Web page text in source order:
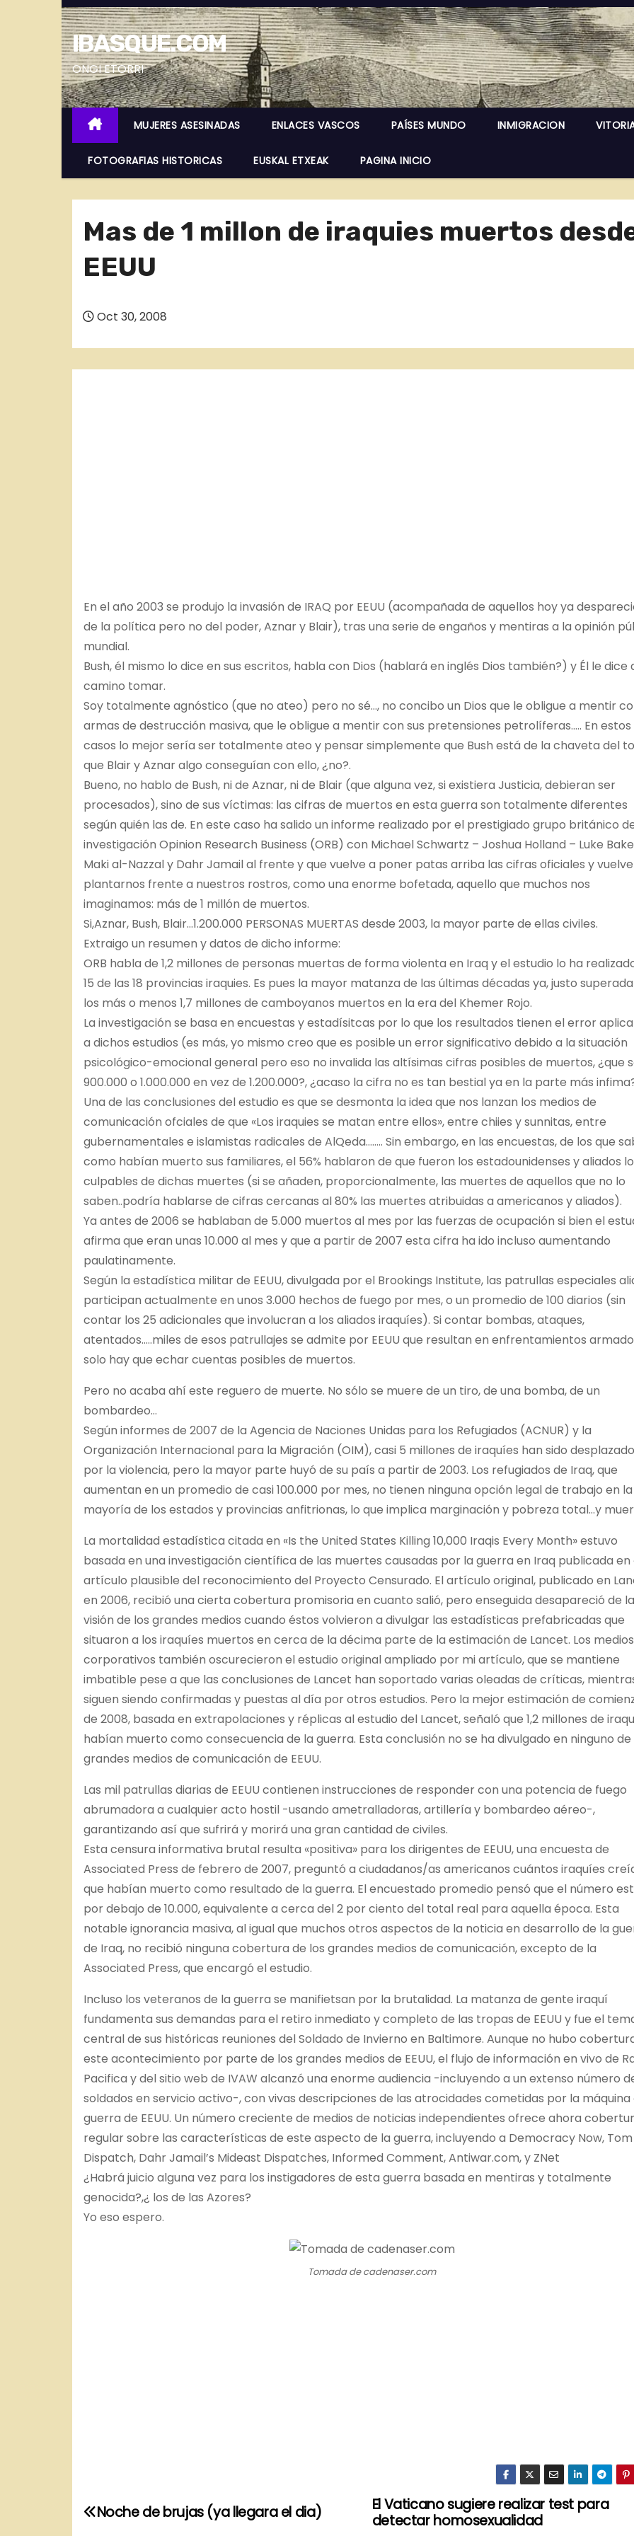
S
a
l
t
a
r
IBASQUE.COM
ONGI ETORRI
MUJERES ASESINADAS ENLACES VASCOS PAÍSES MUNDO INMIGRACION
FOTOGRAFIAS HISTORICAS EUSKAL ETXEAK PAGINA INICIO
Mas de 1 millon de iraquies muertos
EEUU
Oct 30, 2008
En el año 2003 se produjo la invasión de IRAQ por EEUU (acompañada de aquellos hoy ya
de la política pero no del poder, Aznar y Blair), tras una serie de engaños y mentiras a la opinión
mundial.
Bush, él mismo lo dice en sus escritos, habla con Dios (hablará en inglés Dios también?) y Él le dice
camino tomar.
Soy totalmente agnóstico (que no ateo) pero no sé…, no concibo un Dios que le obligue a mentir
armas de destrucción masiva, que le obligue a mentir con sus pretensiones petrolíferas….. En estos
casos lo mejor sería ser totalmente ateo y pensar simplemente que Bush está de la chaveta del
que Blair y Aznar algo conseguían con ello, ¿no?.
Bueno, no hablo de Bush, ni de Aznar, ni de Blair (que alguna vez, si existiera Justicia, debieran ser
procesados), sino de sus víctimas: las cifras de muertos en esta guerra son totalmente diferentes
según quién las de. En este caso ha salido un informe realizado por el prestigiado grupo británico
investigación Opinion Research Business (ORB) con Michael Schwartz – Joshua Holland – Luke
Maki al-Nazzal y Dahr Jamail al frente y que vuelve a poner patas arriba las cifras oficiales y
plantarnos frente a nuestros rostros, como una enorme bofetada, aquello que muchos nos
imaginamos: más de 1 millón de muertos.
Si,Aznar, Bush, Blair…1.200.000 PERSONAS MUERTAS desde 2003, la mayor parte de ellas civiles.
Extraigo un resumen y datos de dicho informe:
ORB habla de 1,2 millones de personas muertas de forma violenta en Iraq y el estudio lo ha
15 de las 18 provincias iraquies. Es pues la mayor matanza de las últimas décadas ya, justo
los más o menos 1,7 millones de camboyanos muertos en la era del Khemer Rojo.
La investigación se basa en encuestas y estadísitcas por lo que los resultados tienen el error
a dichos estudios (es más, yo mismo creo que es posible un error significativo debido a la situación
psicológico-emocional general pero eso no invalida las altísimas cifras posibles de muertos, ¿que
900.000 o 1.000.000 en vez de 1.200.000?, ¿acaso la cifra no es tan bestial ya en la parte más
Una de las conclusiones del estudio es que se desmonta la idea que nos lanzan los medios de
comunicación ofciales de que «Los iraquies se matan entre ellos», entre chiies y sunnitas, entre
gubernamentales e islamistas radicales de AlQeda…….. Sin embargo, en las encuestas, de los que
como habían muerto sus familiares, el 56% hablaron de que fueron los estadounidenses y aliados
culpables de dichas muertes (si se añaden, proporcionalmente, las muertes de aquellos que no lo
saben..podría hablarse de cifras cercanas al 80% las muertes atribuidas a americanos y aliados).
Ya antes de 2006 se hablaban de 5.000 muertos al mes por las fuerzas de ocupación si bien el
afirma que eran unas 10.000 al mes y que a partir de 2007 esta cifra ha ido incluso aumentando
paulatinamente.
Según la estadística militar de EEUU, divulgada por el Brookings Institute, las patrullas especiales
participan actualmente en unos 3.000 hechos de fuego por mes, o un promedio de 100 diarios (sin
contar los 25 adicionales que involucran a los aliados iraquíes). Si contar bombas, ataques,
atentados…..miles de esos patrullajes se admite por EEUU que resultan en enfrentamientos
solo hay que echar cuentas posibles de muertos.
Pero no acaba ahí este reguero de muerte. No sólo se muere de un tiro, de una bomba, de un
bombardeo…
Según informes de 2007 de la Agencia de Naciones Unidas para los Refugiados (ACNUR) y la
Organización Internacional para la Migración (OIM), casi 5 millones de iraquíes han sido
por la violencia, pero la mayor parte huyó de su país a partir de 2003. Los refugiados de Iraq, que
aumentan en un promedio de casi 100.000 por mes, no tienen ninguna opción legal de trabajo en la
mayoría de los estados y provincias anfitrionas, lo que implica marginación y pobreza total…y
La mortalidad estadística citada en «Is the United States Killing 10,000 Iraqis Every Month» estuvo
basada en una investigación científica de las muertes causadas por la guerra en Iraq publicada
artículo plausible del reconocimiento del Proyecto Censurado. El artículo original, publicado en
en 2006, recibió una cierta cobertura promisoria en cuanto salió, pero enseguida desapareció de la
visión de los grandes medios cuando éstos volvieron a divulgar las estadísticas prefabricadas que
situaron a los iraquíes muertos en cerca de la décima parte de la estimación de Lancet. Los medios
corporativos también oscurecieron el estudio original ampliado por mi artículo, que se mantiene
imbatible pese a que las conclusiones de Lancet han soportado varias oleadas de críticas,
siguen siendo confirmadas y puestas al día por otros estudios. Pero la mejor estimación de
de 2008, basada en extrapolaciones y réplicas al estudio del Lancet, señaló que 1,2 millones de
habían muerto como consecuencia de la guerra. Esta conclusión no se ha divulgado en ninguno de
grandes medios de comunicación de EEUU.
Las mil patrullas diarias de EEUU contienen instrucciones de responder con una potencia de fuego
abrumadora a cualquier acto hostil -usando ametralladoras, artillería y bombardeo aéreo-,
garantizando así que sufrirá y morirá una gran cantidad de civiles.
Esta censura informativa brutal resulta «positiva» para los dirigentes de EEUU, una encuesta de
Associated Press de febrero de 2007, preguntó a ciudadanos/as americanos cuántos iraquíes
que habían muerto como resultado de la guerra. El encuestado promedio pensó que el número
por debajo de 10.000, equivalente a cerca del 2 por ciento del total real para aquella época. Esta
notable ignorancia masiva, al igual que muchos otros aspectos de la noticia en desarrollo de la
de Iraq, no recibió ninguna cobertura de los grandes medios de comunicación, excepto de la
Associated Press, que encargó el estudio.
Incluso los veteranos de la guerra se manifietsan por la brutalidad. La matanza de gente iraquí
fundamenta sus demandas para el retiro inmediato y completo de las tropas de EEUU y fue el
central de sus históricas reuniones del Soldado de Invierno en Baltimore. Aunque no hubo
este acontecimiento por parte de los grandes medios de EEUU, el flujo de información en vivo de
Pacifica y del sitio web de IVAW alcanzó una enorme audiencia -incluyendo a un extenso número
soldados en servicio activo-, con vivas descripciones de las atrocidades cometidas por la máquina
guerra de EEUU. Un número creciente de medios de noticias independientes ofrece ahora
regular sobre las características de este aspecto de la guerra, incluyendo a Democracy Now, Tom
Dispatch, Dahr Jamail’s Mideast Dispatches, Informed Comment, Antiwar.com, y ZNet
¿Habrá juicio alguna vez para los instigadores de esta guerra basada en mentiras y totalmente
genocida?,¿ los de las Azores?
Yo eso espero.
Tomada de cadenaser.com
N
El Vaticano sugiere realizar test para
detectar homosexualidad
Noche de brujas (ya llegara el dia)